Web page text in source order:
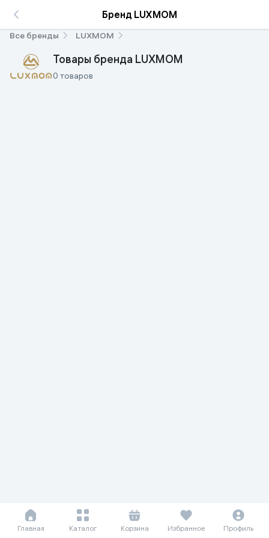
Бренд LUXMOM
Все бренды LUXMOM
Товары бренда LUXMOM
0 товаров
Главная Каталог Корзина Избранное Профиль